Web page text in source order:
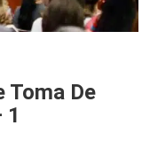
Toma De
1